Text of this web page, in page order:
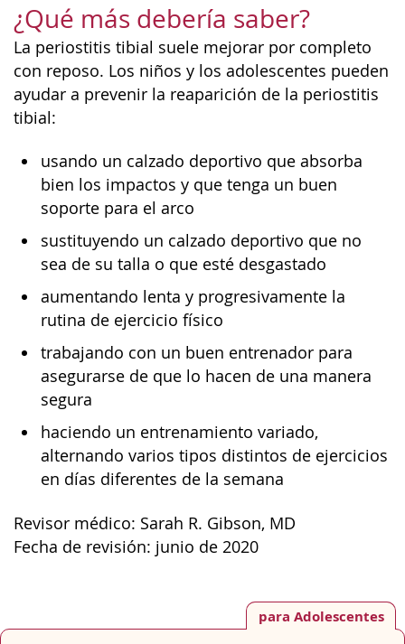
¿Qué más debería saber?
La periostitis tibial suele mejorar por completo
con reposo. Los niños y los adolescentes pueden
ayudar a prevenir la reaparición de la periostitis
tibial:
usando un calzado deportivo que absorba
bien los impactos y que tenga un buen
soporte para el arco
sustituyendo un calzado deportivo que no
sea de su talla o que esté desgastado
aumentando lenta y progresivamente la
rutina de ejercicio físico
trabajando con un buen entrenador para
asegurarse de que lo hacen de una manera
segura
haciendo un entrenamiento variado,
alternando varios tipos distintos de ejercicios
en días diferentes de la semana
Revisor médico: Sarah R. Gibson, MD
Fecha de revisión: junio de 2020
para Adolescentes